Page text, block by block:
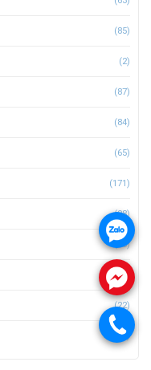
(85)
(2)
(87)
(84)
(65)
(171)
(28)
(28)
(21)
(22)
(514)
.
.
.